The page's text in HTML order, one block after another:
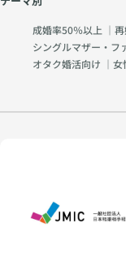
成婚率50％以上
シングルマザー・フ
オタク婚活向け
女